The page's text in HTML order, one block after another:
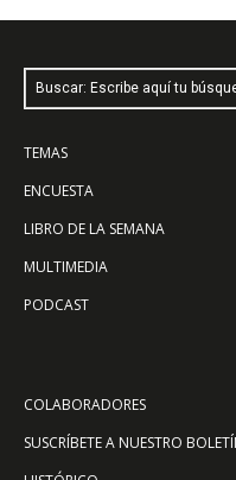
Buscar: Escribe aquí tu
TEMAS
ENCUESTA
LIBRO DE LA SEMANA
MULTIMEDIA
PODCAST
COLABORADORES
SUSCRÍBETE A NUESTRO